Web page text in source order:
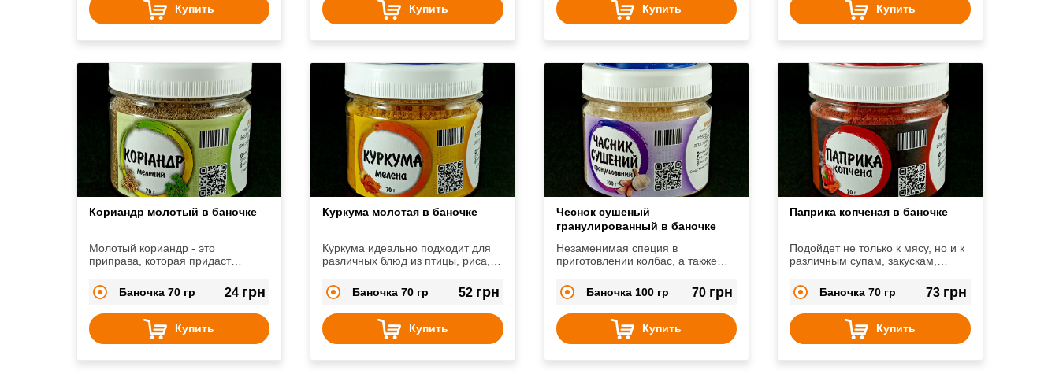
Купить Купить Купить Купить
Кориандр молотый в баночке
Молотый кориандр - это
приправа, которая придаст
качеств колбасам, мясу и рыбе,
консервам, сырам.
Баночка 70 гр 24 грн
Купить
Куркума молотая в баночке
Куркума идеально подходит для
различных блюд из птицы, риса,
своим свойствам эта специя
придает блюдам красивый
золотистый оттенок.
Баночка 70 гр 52 грн
Купить
Чеснок сушеный
гранулированный в баночке
Незаменимая специя в
приготовлении колбас, а также
добавлять в морепродукты.
Баночка 100 гр 70 грн
Купить
Паприка копченая в баночке
Подойдет не только к мясу, но и к
различным супам, закускам,
Баночка 70 гр
73 грн
Купить